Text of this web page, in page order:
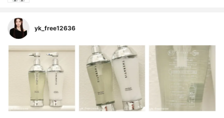
yk_free12636